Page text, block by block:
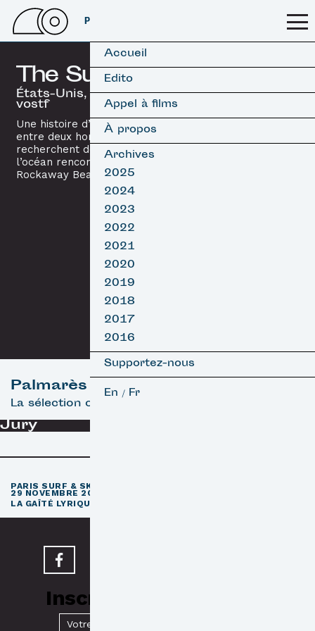
PSSFF 2026
Accueil
Edito
Appel à films
À propos
Archives
2025
2024
2023
2022
2021
2020
2019
2018
2017
2016
Supportez-nous
En / Fr
The Surf Report
États-Unis, 2015 / 25’07 /
vostf
Une histoire d’amour fantomatique
entre deux hommes qui
recherchent des réponses là ou
l’océan rencontre le ciel à
Rockaway Beach, NY.
Palmarès
La sélection officielle
Jury
PARIS SURF & SKATEBOARD FILM FESTIVAL
29 NOVEMBRE 2026
LA GAÎTÉ LYRIQUE · PARIS 3
Inscrivez-vous à notre